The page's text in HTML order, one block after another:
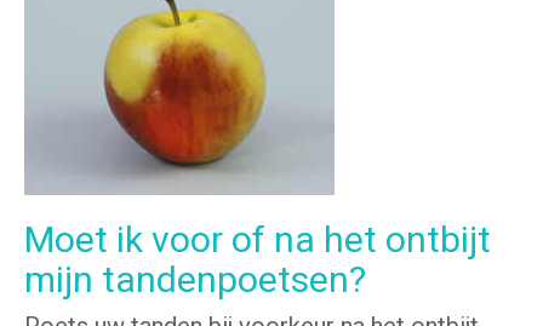
Moet ik voor of na het ontbijt
mijn tandenpoetsen?